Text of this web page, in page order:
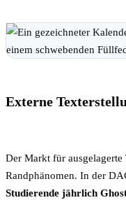
Externe
Der Markt für
Randphänomen. In der
Studierende jährlich